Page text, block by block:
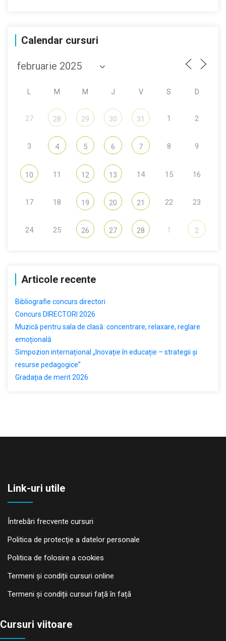
Calendar cursuri
M M J V S D
27 28 29 30 31 1 2
3 4 5 6 7 8 9
10 11 12 13 14 15 16
17 18 19 20 21 22 23
24 25 26 27 28 1 2
Articole recente
Bibliografie concurs directori
Concurs DIRECTORI 2026
Muzică pentru sala de clasă: concentrare, relaxare, reglare
emoțională
Simpozion internațional „Inovație în educație – strategii și
resurse pedagogice”
Gradația de merit 2026
Link-uri utile
Întrebări frecvente cursuri
Politica de protecţie a datelor personale
Politica de folosire a cookies
Termeni și condiții cursuri online
Termeni și condiții cursuri față în față
Cursuri viitoare